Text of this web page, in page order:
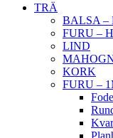
TRÄ
BALSA –
FURU –
LIND
KORK
FURU –